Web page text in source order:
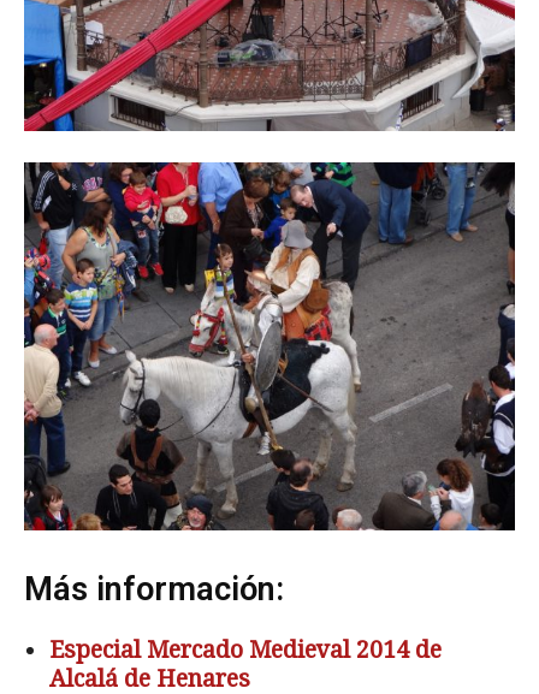
Más información:
Especial Mercado Medieval 2014 de
Alcalá de Henares